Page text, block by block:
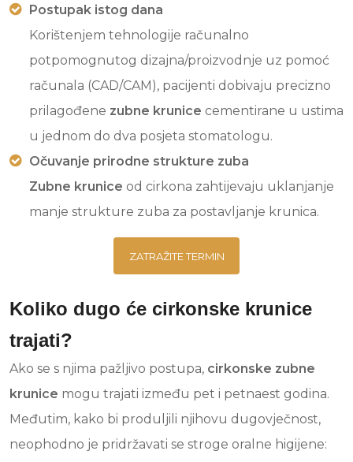
Postupak istog dana
Korištenjem tehnologije računalno
potpomognutog dizajna/proizvodnje uz pomoć
računala (CAD/CAM), pacijenti dobivaju precizno
prilagođene zubne krunice cementirane u ustima
u jednom do dva posjeta stomatologu.
Očuvanje prirodne strukture zuba
Zubne krunice od cirkona zahtijevaju uklanjanje
manje strukture zuba za postavljanje krunica.
ZATRAŽITE TERMIN
Koliko dugo će cirkonske krunice
trajati?
Ako se s njima pažljivo postupa, cirkonske zubne
krunice mogu trajati između pet i petnaest godina.
Međutim, kako bi produljili njihovu dugovječnost,
neophodno je pridržavati se stroge oralne higijene: